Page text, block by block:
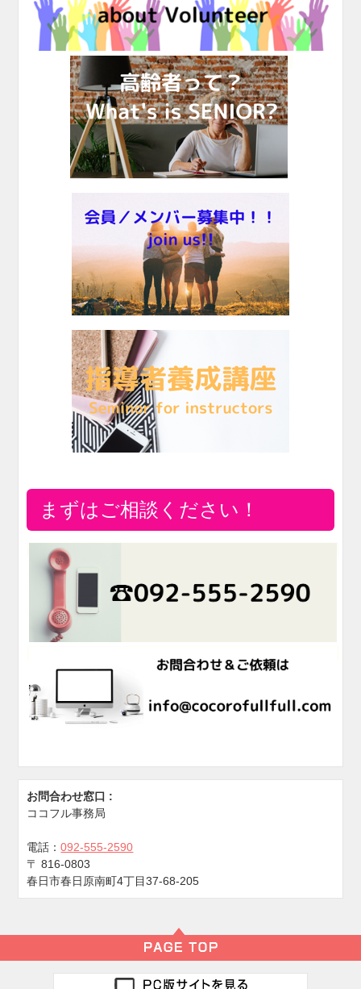
まずはご相談ください！
お問合わせ窓口 :
ココフル事務局
電話：092-555-2590
〒816-0803
春日市春日原南町4丁目37-68-205